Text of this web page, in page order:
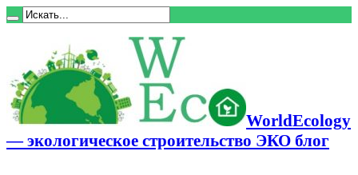
WorldEcology
— экологическое строительство ЭКО блог